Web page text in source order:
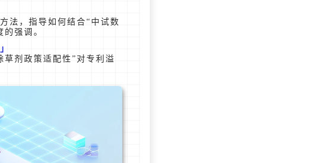
法，指导如何结合“中试数
强调。
剂政策适配性”对专利溢